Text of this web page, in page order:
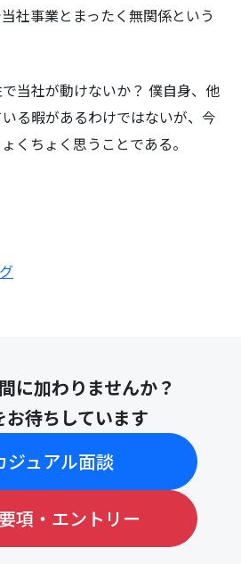
社事業とまったく無関係という
当社が動けないか？ 僕自身、他
る暇があるわけではないが、今
くちょく思うことである。
に加わりませんか？
お待ちしています
ジュアル面談
項・エントリー